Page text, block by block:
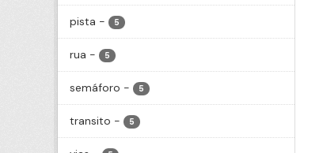
pista - 5
rua - 5
semáforo - 5
transito - 5